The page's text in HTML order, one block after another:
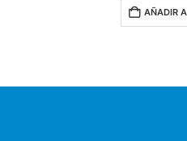
AÑADIR